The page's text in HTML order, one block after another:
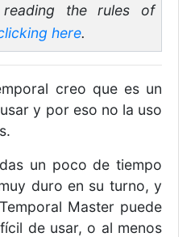
reading the rules of
here.
creo que es un
y por eso no la uso
un poco de tiempo
duro en su turno, y
Master puede
de usar, o al menos